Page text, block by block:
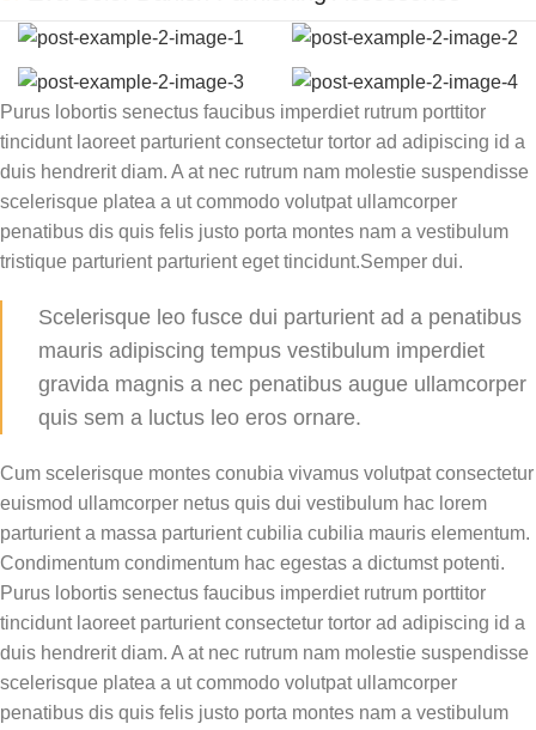
Purus lobortis senectus faucibus imperdiet rutrum porttitor
tincidunt laoreet parturient consectetur tortor ad adipiscing id a
duis hendrerit diam. A at nec rutrum nam molestie suspendisse
scelerisque platea a ut commodo volutpat ullamcorper
penatibus dis quis felis justo porta montes nam a vestibulum
tristique parturient parturient eget tincidunt.Semper dui.
Scelerisque leo fusce dui parturient ad a penatibus
mauris adipiscing tempus vestibulum imperdiet
gravida magnis a nec penatibus augue ullamcorper
quis sem a luctus leo eros ornare.
Cum scelerisque montes conubia vivamus volutpat consectetur
euismod ullamcorper netus quis dui vestibulum hac lorem
parturient a massa parturient cubilia cubilia mauris elementum.
Condimentum condimentum hac egestas a dictumst potenti.
Purus lobortis senectus faucibus imperdiet rutrum porttitor
tincidunt laoreet parturient consectetur tortor ad adipiscing id a
duis hendrerit diam. A at nec rutrum nam molestie suspendisse
scelerisque platea a ut commodo volutpat ullamcorper
penatibus dis quis felis justo porta montes nam a vestibulum